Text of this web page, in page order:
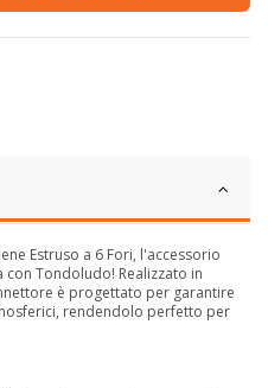
Estruso a 6 Fori, l'accessorio
Tondoludo! Realizzato in
è progettato per garantire
rendendolo perfetto per